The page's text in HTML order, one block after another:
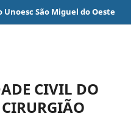
São Miguel do Oeste
CIVIL DO